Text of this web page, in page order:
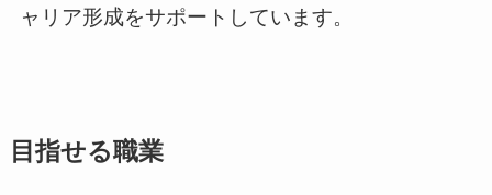
ャリア形成をサポートしています。
目指せる職業